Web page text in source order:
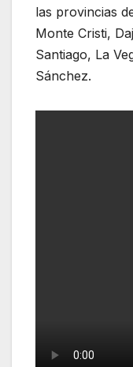
las provincias
Monte Cristi,
Santiago, La
Sánchez.